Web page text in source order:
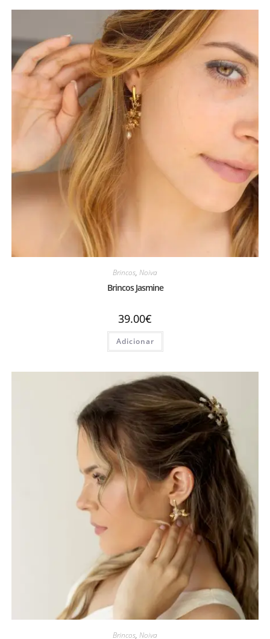
Brincos, Noiva
Brincos Jasmine
39.00€
Adicionar
Brincos, Noiva